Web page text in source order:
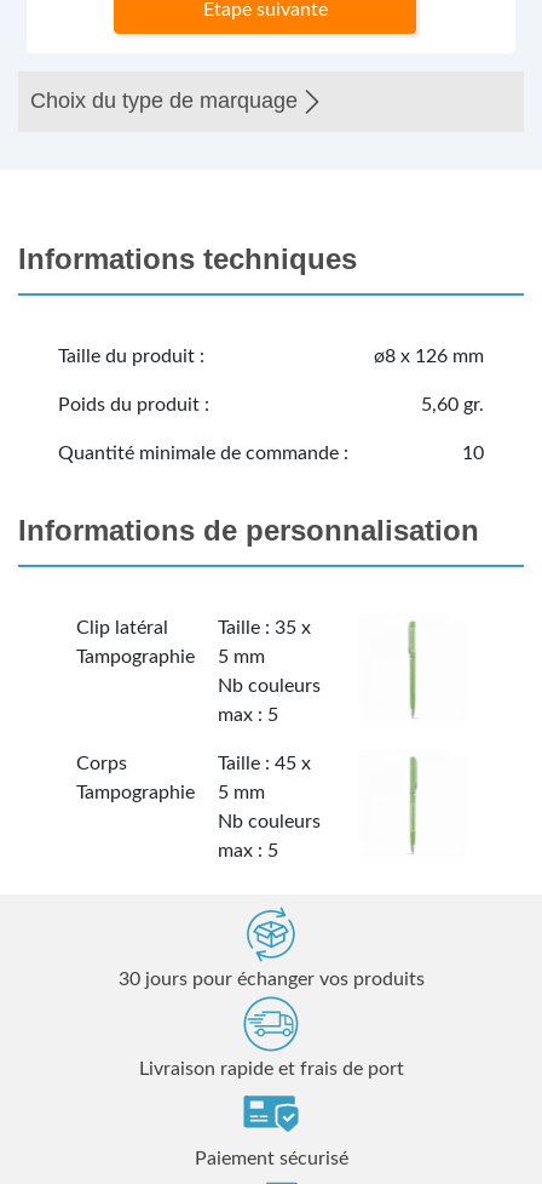
Etape suivante
Choix du type de marquage
Informations techniques
Taille du produit : ø8 x 126 mm
Poids du produit : 5,60 gr.
Quantité minimale de commande : 10
Informations de personnalisation
Clip latéral
Tampographie
Taille : 35 x
5 mm
Nb couleurs
max : 5
Corps
Tampographie
Taille : 45 x
5 mm
Nb couleurs
max : 5
30 jours pour échanger vos produits
Livraison rapide et frais de port
Paiement sécurisé